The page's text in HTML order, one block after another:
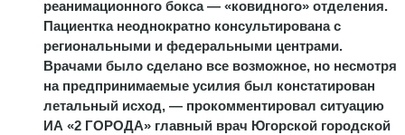
реанимационного бокса — «ковидного» отделения.
Пациентка неоднократно консультирована с
региональными и федеральными центрами.
Врачами было сделано все возможное, но несмотря
на предпринимаемые усилия был констатирован
летальный исход, — прокомментировал ситуацию
ИА «2 ГОРОДА» главный врач Югорской городской